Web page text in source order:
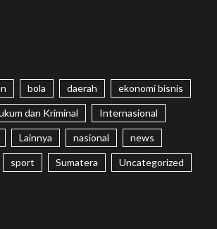
bola daerah ekonomi bisnis
dan Kriminal Internasional
Lainnya nasional news
sport Sumatera Uncategorized